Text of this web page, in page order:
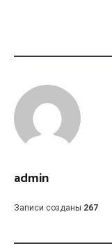
admin
Записи созданы 267